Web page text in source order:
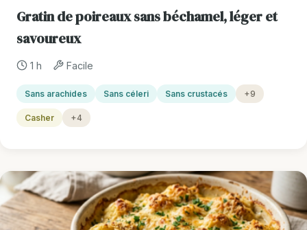
Gratin de poireaux sans béchamel, léger et
savoureux
1 h Facile
Sans arachides Sans céleri Sans crustacés +9
Casher +4